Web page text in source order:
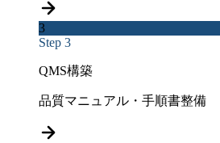
3
Step 3
QMS構築
品質マニュアル・手順書整備